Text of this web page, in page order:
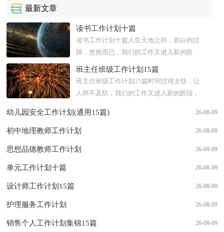
最新文章
读书工作计划十篇
读书工作计划十篇人生天地之间，若白驹过
隙，忽然而已，我们的工作又进入新的阶
段，为了今后更好的工作发展，我们要好好
班主任班级工作计划15篇
班主任班级工作计划15篇时间过得太快，让
人猝不及防，我们的工作又进入新的阶段，
一份计划吧。可是到底什么...
26-08-09
幼儿园安全工作计划(通用15篇)
26-08-09
初中地理教师工作计划
26-08-09
思想品德教师工作计划
26-08-09
单元工作计划十篇
26-08-09
设计师工作计划15篇
26-08-09
护理服务工作计划
26-08-09
销售个人工作计划集锦15篇